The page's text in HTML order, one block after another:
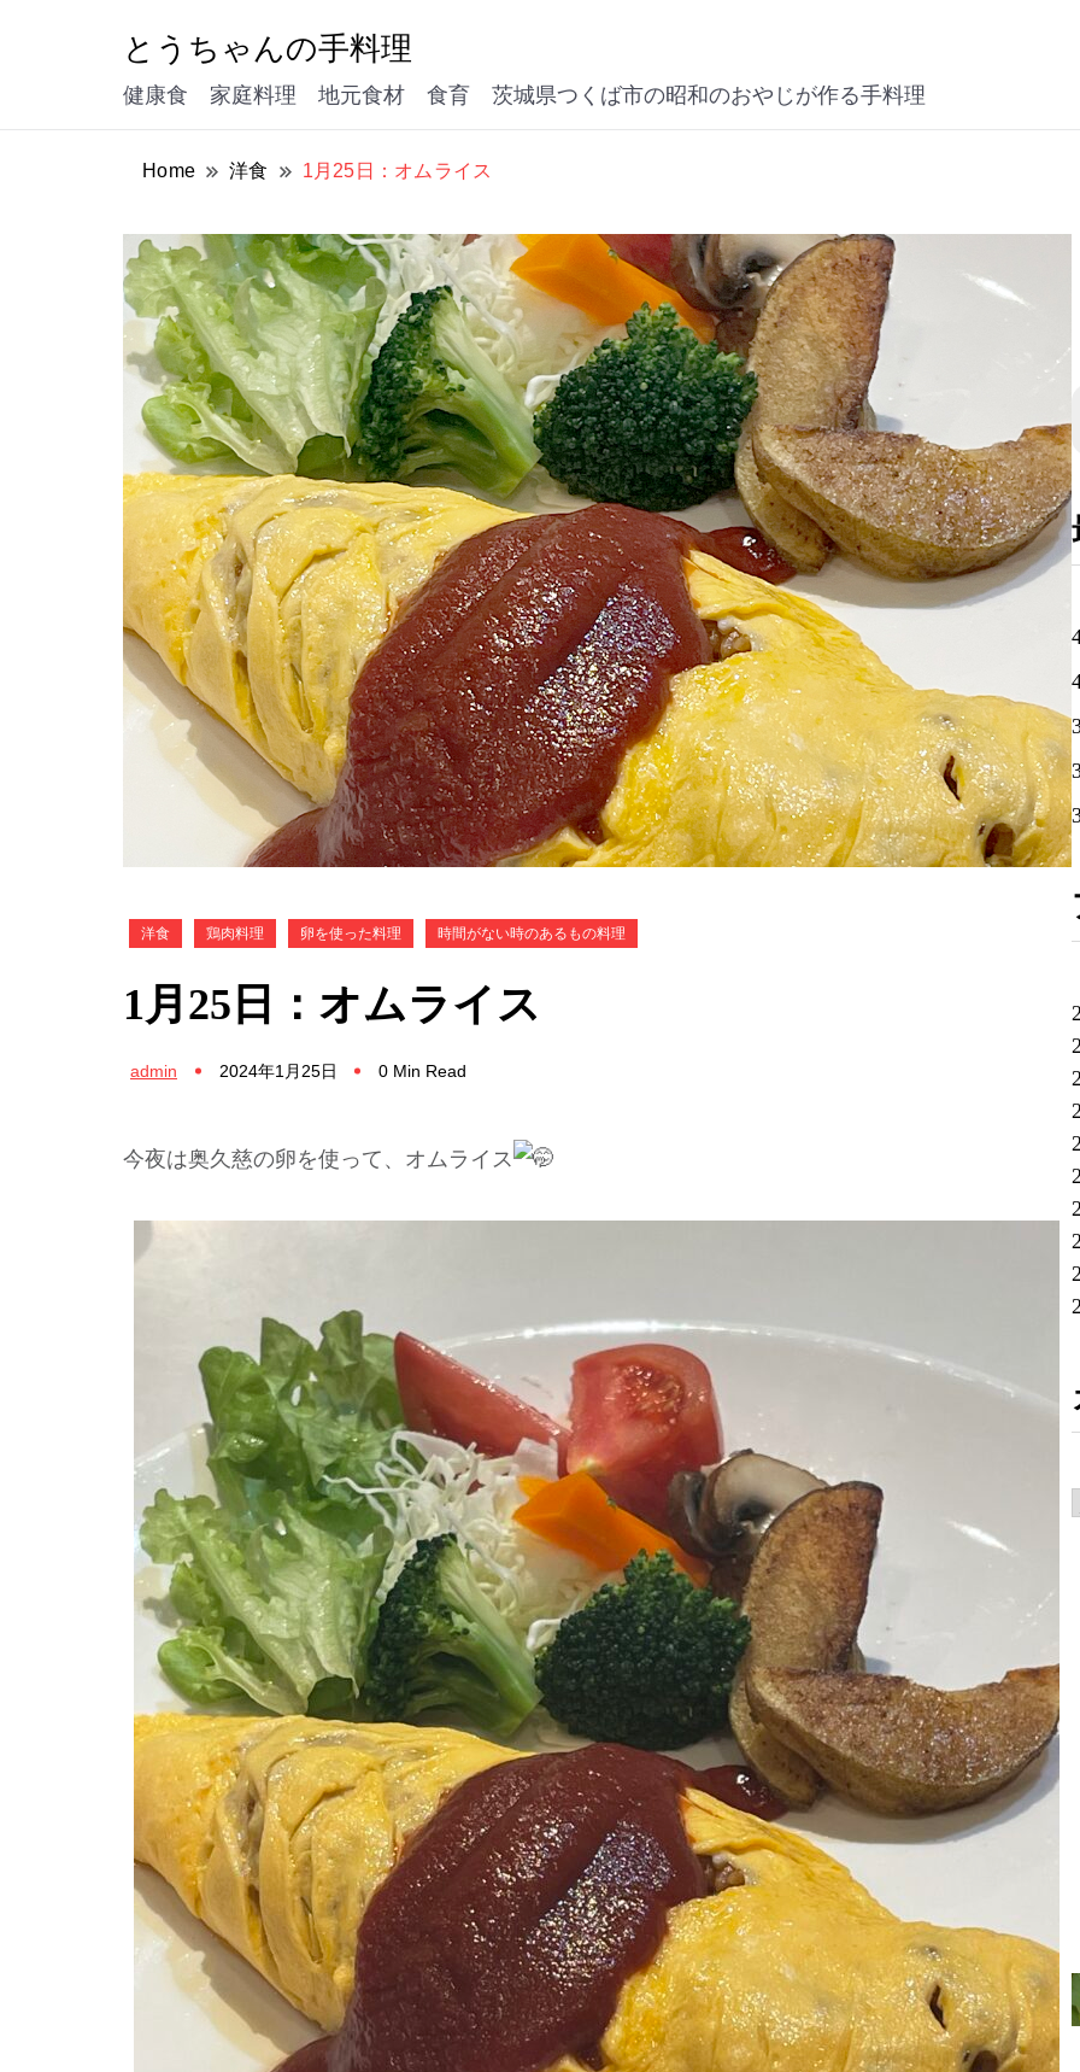
とうちゃんの手料理
健康食 家庭料理 地元食材 食育 茨城県つくば市の昭和のおやじが作る手料理
Home 洋食 1月25日：オムライス
洋食 鶏肉料理 卵を使った料理 時間がない時のあるもの料理
1月25日：オムライス
admin 2024年1月25日 0 Min Read
今夜は奥久慈の卵を使って、オムライス